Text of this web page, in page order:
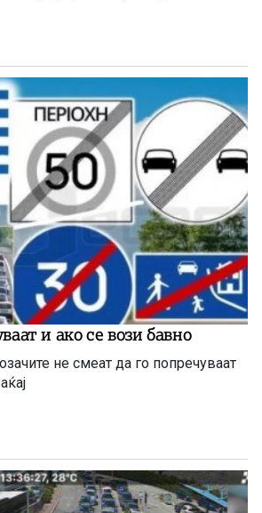
и ако се вози бавно
не смеат да го попречуваат